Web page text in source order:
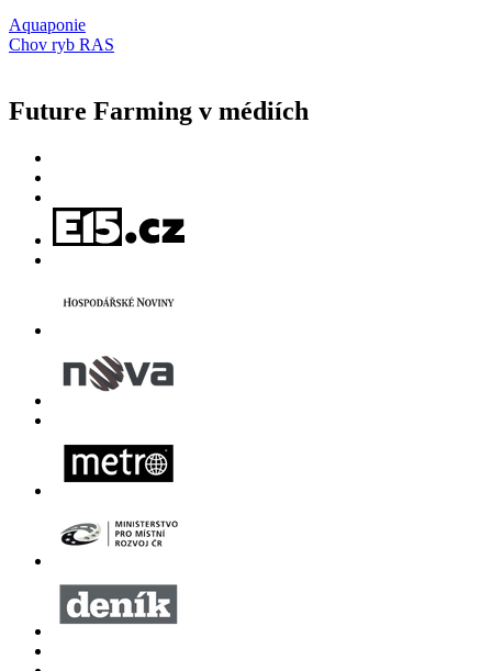
Aquaponie
Chov ryb RAS
Future Farming v médiích